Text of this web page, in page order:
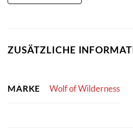
ZUSÄTZLICHE
MARKE Wolf of Wilderness